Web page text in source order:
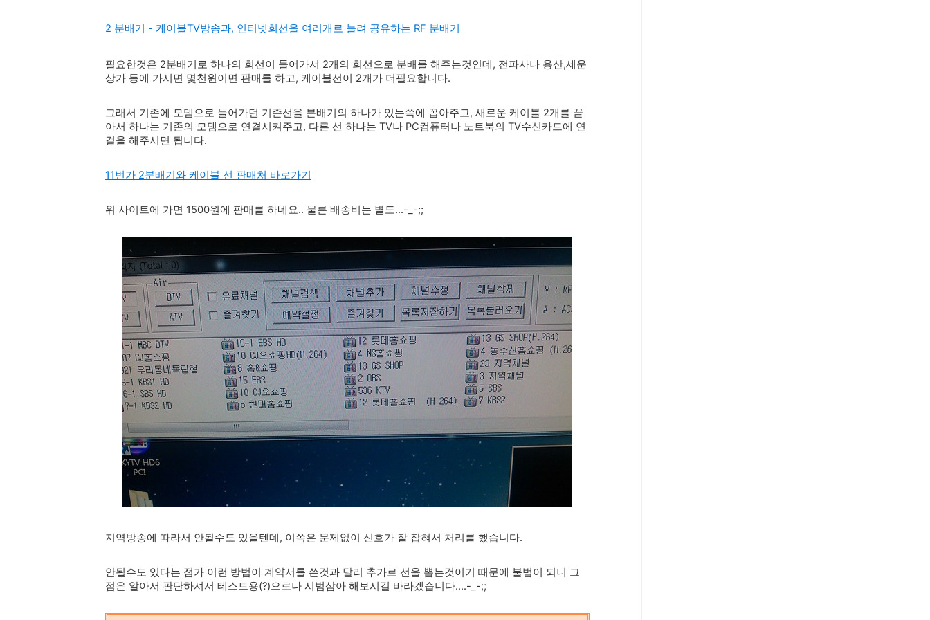
2 분배기 - 케이블TV방송과, 인터넷회선을 여러개로 늘려 공유하는 RF 분배기
필요한것은 2분배기로 하나의 회선이 들어가서 2개의 회선으로 분배를 해주는것인데, 전파사나 용산,세운
상가 등에 가시면 몇천원이면 판매를 하고, 케이블선이 2개가 더필요합니다.
그래서 기존에 모뎀으로 들어가던 기존선을 분배기의 하나가 있는쪽에 꼽아주고, 새로운 케이블 2개를 꼳
아서 하나는 기존의 모뎀으로 연결시켜주고, 다른 선 하나는 TV나 PC컴퓨터나 노트북의 TV수신카드에 연
결을 해주시면 됩니다.
11번가 2분배기와 케이블 선 판매처 바로가기
위 사이트에 가면 1500원에 판매를 하네요.. 물론 배송비는 별도...-_-;;
지역방송에 따라서 안될수도 있을텐데, 이쪽은 문제없이 신호가 잘 잡혀서 처리를 했습니다.
안될수도 있다는 점가 이런 방법이 계약서를 쓴것과 달리 추가로 선을 뽑는것이기 때문에 불법이 되니 그
점은 알아서 판단하셔서 테스트용(?)으로나 시범삼아 해보시길 바라겠습니다....-_-;;